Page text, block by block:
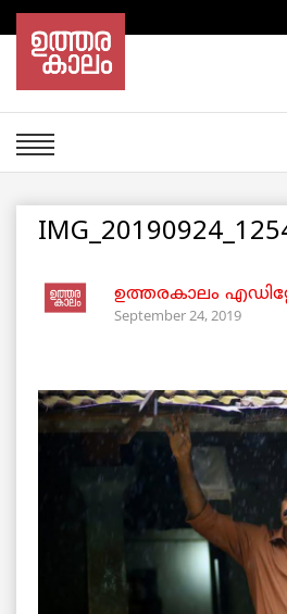
ഉത്തരകാലം
September 24, 2019